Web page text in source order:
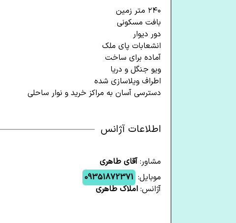
۲۴۰ متر زمین
بافت مسکونی
دور دیوار
انشعابات پای ملک
آماده برای ساخت
ویو جنگل و دریا
اطراف ویلاسازی شده
دسترسی آسان به مراکز خرید و نوار ساحلی‌
اطلاعات آژانس
مشاور:آقای طاهری
موبایل: 09351872371
آژانس: املاک طاهری